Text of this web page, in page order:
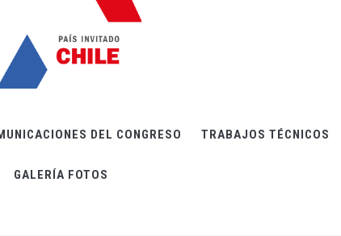
DEL CONGRESO TRABAJOS TÉCNICOS
GALERÍA FOTOS